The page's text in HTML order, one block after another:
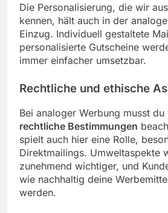
Die Personalisierung, die wir
kennen, hält auch in der
Einzug. Individuell gestaltete
personalisierte Gutscheine
immer einfacher umsetzbar.
Rechtliche und ethische
Bei analoger Werbung musst
rechtliche Bestimmungen
spielt auch hier eine Rolle,
Direktmailings. Umweltaspekte
zunehmend wichtiger, und
wie nachhaltig deine
werden.